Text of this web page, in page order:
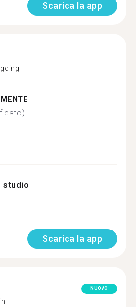
Scarica la app
studio
Scarica la app
NUOVO